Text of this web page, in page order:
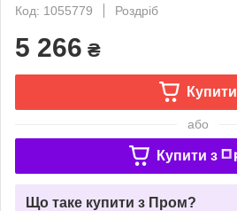
Код: 1055779
Роздріб
5 266 ₴
Купити
або
Купити з
Що таке купити з Пром?